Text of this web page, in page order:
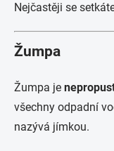
Nejčastěji se
Žumpa
Žumpa je
všechny odpadní
nazývá jímkou.